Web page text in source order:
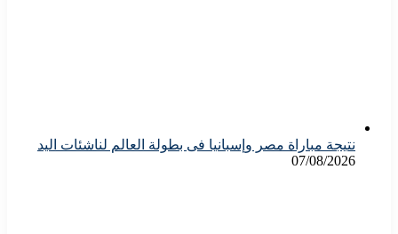
نتيجة مباراة مصر وإسبانيا فى بطولة العالم لناشئات اليد
07/08/2026